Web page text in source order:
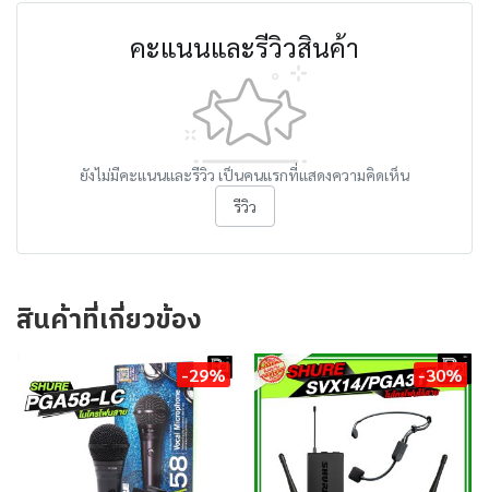
คะแนนและรีวิวสินค้า
ยังไม่มีคะแนนและรีวิว เป็นคนแรกที่แสดงความคิดเห็น
รีวิว
สินค้าที่เกี่ยวข้อง
-29% -30%